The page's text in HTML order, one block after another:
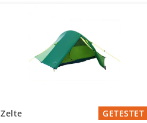
Zelte GETESTET